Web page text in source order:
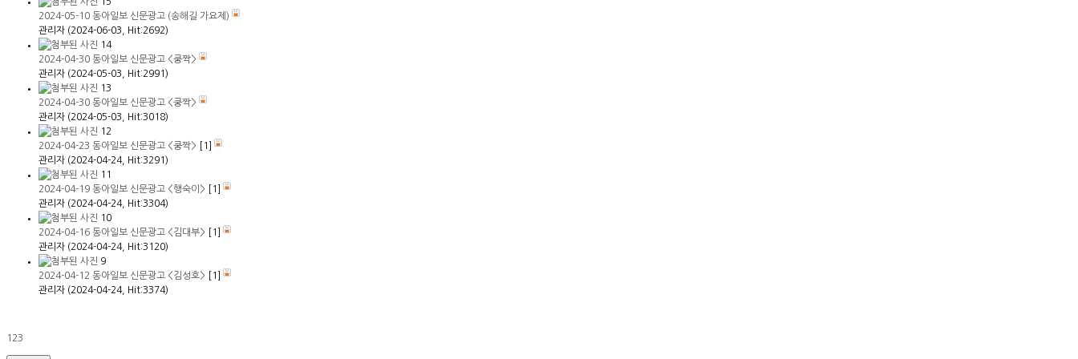
2024-05-10 동아일보 신문광고 (송해길 가요제)
관리자 (2024-06-03, Hit:2692)
14
2024-04-30 동아일보 신문광고 <쿵짝>
관리자 (2024-05-03, Hit:2991)
13
2024-04-30 동아일보 신문광고 <쿵짝>
관리자 (2024-05-03, Hit:3018)
12
2024-04-23 동아일보 신문광고 <쿵짝>
1
관리자 (2024-04-24, Hit:3291)
11
2024-04-19 동아일보 신문광고 <행숙이>
1
관리자 (2024-04-24, Hit:3304)
10
2024-04-16 동아일보 신문광고 <김대부>
1
관리자 (2024-04-24, Hit:3120)
9
2024-04-12 동아일보 신문광고 <김성호>
1
관리자 (2024-04-24, Hit:3374)
1 23